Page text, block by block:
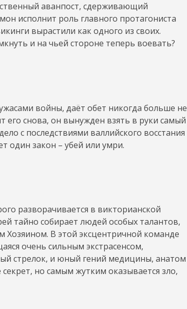
аванпост, сдерживающий
исполнит роль главного протагониста
вырастили как одного из своих.
и на чьей стороне теперь воевать?
войны, даёт обет никогда больше не
его снова, он вынужден взять в руки самый
с последствиями валлийского восстания
один закон – убей или умри.
разворачивается в викторианской
тайно собирает людей особых талантов,
В этой эксцентричной команде
очень сильным экстрасенсом,
стрелок, и юный гений медицины, анатом
но самым жутким оказывается зло,